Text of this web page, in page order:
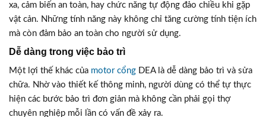
xa, cảm biến an toàn, hay chức năng tự động đảo chiều khi gặp
vật cản. Những tính năng này không chỉ tăng cường tính tiện ích
mà còn đảm bảo an toàn cho người sử dụng.
Dễ dàng trong việc bảo trì
Một lợi thế khác của motor cổng DEA là dễ dàng bảo trì và sửa
chữa. Nhờ vào thiết kế thông minh, người dùng có thể tự thực
hiện các bước bảo trì đơn giản mà không cần phải gọi thợ
chuyên nghiệp mỗi lần có vấn đề xảy ra.